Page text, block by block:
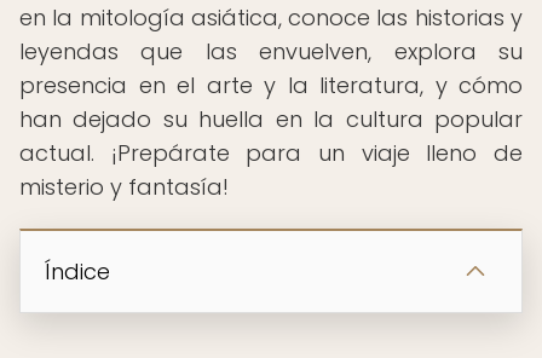
en la mitología asiática, conoce las historias y
leyendas que las envuelven, explora su
presencia en el arte y la literatura, y cómo
han dejado su huella en la cultura popular
actual. ¡Prepárate para un viaje lleno de
misterio y fantasía!
Índice